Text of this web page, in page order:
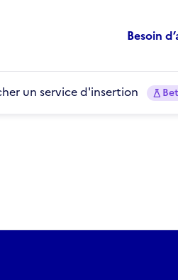
Besoin
un service d'insertion